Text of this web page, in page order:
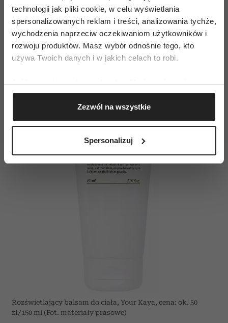
technologii jak pliki cookie, w celu wyświetlania
spersonalizowanych reklam i treści, analizowania tychże,
wychodzenia naprzeciw oczekiwaniom użytkowników i
rozwoju produktów. Masz wybór odnośnie tego, kto
używa Twoich danych i w jakich celach to robi.
Jeśli wyrazisz na to zgodę, chcielibyśmy również:
Gromadzić dane dotyczące Twojej lokalizacji
geograficznej z dokładnością nawet do kilku metrów
Identyfikować Twoje urządzenie, aktywnie
(fingerprinting, czyli wirtualny odcisk palca)
dane są przetwarzane oraz ustaw własne preferencje w
. W Deklaracji plików cookie możesz
korzystania z ich usług.
Zezwól na wszystkie
Spersonalizuj
kosmetyk, który jednocześnie pielęgnuje
i tworzy efekt „wow” na wieczorowe wyjścia.
Rozświetlający balsam do ciała,
Your Kaya
Rozświetlający balsam do ciała, Your Kaya, cena: ok. 50
zł/150 ml (Fot. materiały prasowe)